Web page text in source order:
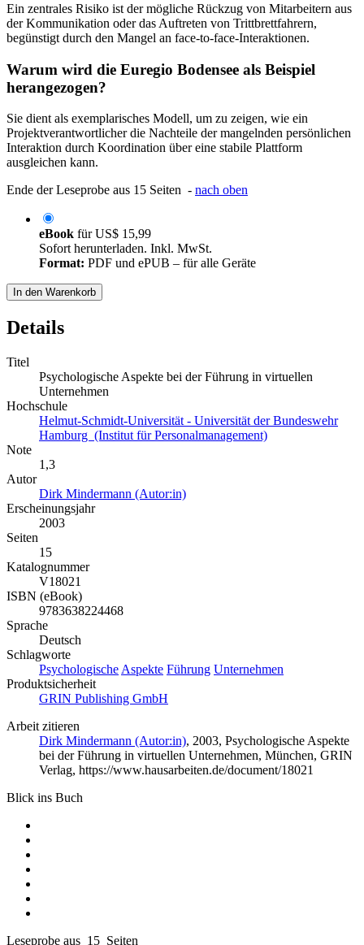
Ein zentrales Risiko ist der mögliche Rückzug von Mitarbeitern aus
der Kommunikation oder das Auftreten von Trittbrettfahrern,
begünstigt durch den Mangel an face-to-face-Interaktionen.
Warum wird die Euregio Bodensee als Beispiel
herangezogen?
Sie dient als exemplarisches Modell, um zu zeigen, wie ein
Projektverantwortlicher die Nachteile der mangelnden persönlichen
Interaktion durch Koordination über eine stabile Plattform
ausgleichen kann.
Ende der Leseprobe aus 15 Seiten - nach oben
eBook fürUS$ 15,99
Sofort herunterladen. Inkl. MwSt.
Format: PDF und ePUB – für alle Geräte
In den Warenkorb
Details
Titel
Psychologische Aspekte bei der Führung in virtuellen
Unternehmen
Hochschule
Helmut-Schmidt-Universität - Universität der Bundeswehr
Hamburg (Institut für Personalmanagement)
Note
1,3
Autor
Dirk Mindermann (Autor:in)
Erscheinungsjahr
2003
Seiten
15
Katalognummer
V18021
ISBN (eBook)
9783638224468
Sprache
Deutsch
Schlagworte
Psychologische Aspekte Führung Unternehmen
Produktsicherheit
GRIN Publishing GmbH
Arbeit zitieren
Dirk Mindermann (Autor:in), 2003, Psychologische Aspekte
bei der Führung in virtuellen Unternehmen, München, GRIN
Verlag, https://www.hausarbeiten.de/document/18021
Blick ins Buch
Leseprobe aus 15 Seiten